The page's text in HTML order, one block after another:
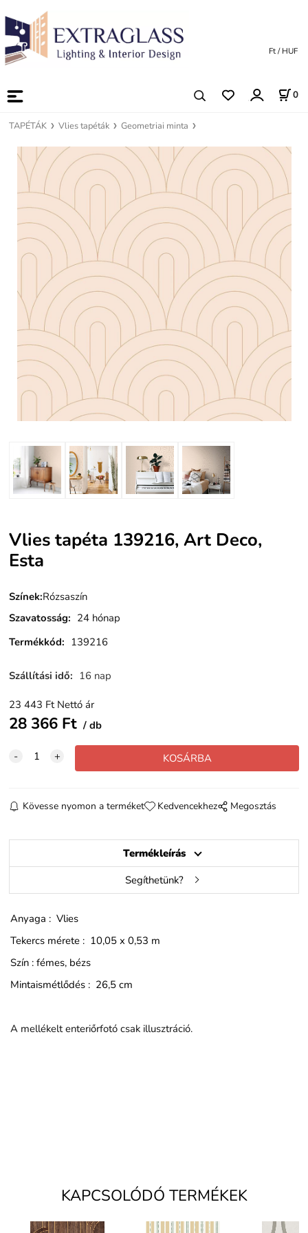
0
Ft / HUF
TAPÉTÁK Vlies tapéták Geometriai minta
Vlies tapéta 139216, Art Deco,
Esta
Színek:Rózsaszín
Szavatosság: 24 hónap
Termékkód: 139216
Szállítási idő: 16 nap
23 443 Ft Nettó ár
28 366 Ft db
Kövesse nyomon a terméket Kedvencekhez Megosztás
Termékleírás
Segíthetünk?
Anyaga : Vlies
Tekercs mérete : 10,05 x 0,53 m
Szín : fémes, bézs
Mintaismétlődés : 26,5 cm
A mellékelt enteriőrfotó csak illusztráció.
KAPCSOLÓDÓ TERMÉKEK